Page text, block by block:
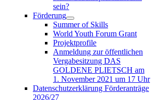
sein?
Förderung
Summer of Skills
World Youth Forum Grant
Projektprofile
Anmeldung zur öffentlichen
Vergabesitzung DAS
GOLDENE PLIETSCH am
1. November 2021 um 17 Uhr
Datenschutzerklärung Förderanträge
2026/27